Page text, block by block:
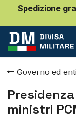
Spedizione
Governo ed
ministri